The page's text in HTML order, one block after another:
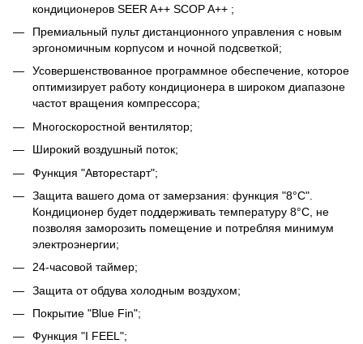
кондиционеров SEER A++ SCOP A++ ;
Премиальный пульт дистанционного управления с новым
эргономичным корпусом и ночной подсветкой;
Усовершенствованное программное обеспечение, которое
оптимизирует работу кондиционера в широком диапазоне
частот вращения компрессора;
Многоскоростной вентилятор;
Широкий воздушный поток;
Функция "Авторестарт";
Защита вашего дома от замерзания: функция "8°C".
Кондиционер будет поддерживать температуру 8°C, не
позволяя заморозить помещение и потребляя минимум
электроэнергии;
24-часовой таймер;
Защита от обдува холодным воздухом;
Покрытие "Blue Fin";
Функция "I FEEL";